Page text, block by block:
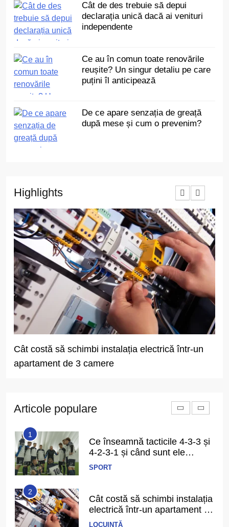
Cât de des trebuie să depui
declarația unică dacă ai venituri
independente
Ce au în comun toate renovările
reușite? Un singur detaliu pe care
puțini îl anticipează
De ce apare senzația de greață
după mese și cum o prevenim?
Highlights
Cât costă să schimbi instalația electrică într-un
apartament de 3 camere
Articole populare
Cât de des trebuie să depui
declarația unică dacă ai
venituri independente
ECONOMIC
4
Ce au în comun toate
renovările reușite? Un singur
detaliu pe care puțini îl
anticipează
ACTUALITATE
5
De ce apare senzația de
prevenim?
SĂNĂTATE
ai
PERSPECTIVE
1
Ce înseamnă tacticile 4-3-3 și
4-2-3-1 și când sunt ele
folosite în fotbal?
SPORT
2
Cât costă să schimbi instalația
electrică într-un apartament de
3 camere
LOCUINȚĂ